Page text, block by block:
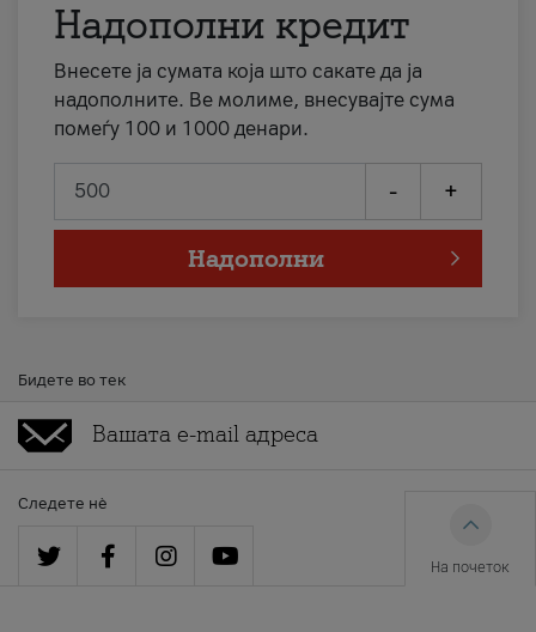
Надополни кредит
Внесете ја сумата која што сакате да ја
надополните. Ве молиме, внесувајте сума
помеѓу 100 и 1000 денари.
- +
Надополни
Бидете во тек
Следете нè
На почеток